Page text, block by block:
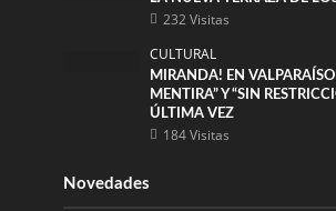
232 Visitas
CULTURAL
MIRANDA! EN
MENTIRA” Y “SIN
ÚLTIMA VEZ
184 Visitas
Novedades